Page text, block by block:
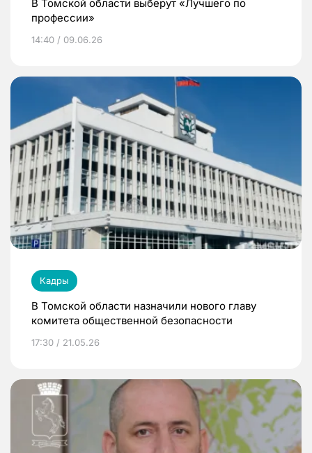
В Томской области выберут «Лучшего по
профессии»
14:40 / 09.06.26
Кадры
В Томской области назначили нового главу
комитета общественной безопасности
17:30 / 21.05.26